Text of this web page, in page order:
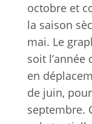
octobre et
la saison
mai. Le
soit l’année
en
de juin,
septembre.